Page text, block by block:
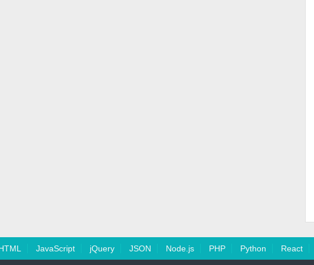
JavaScript jQuery JSON Node.js PHP Python React